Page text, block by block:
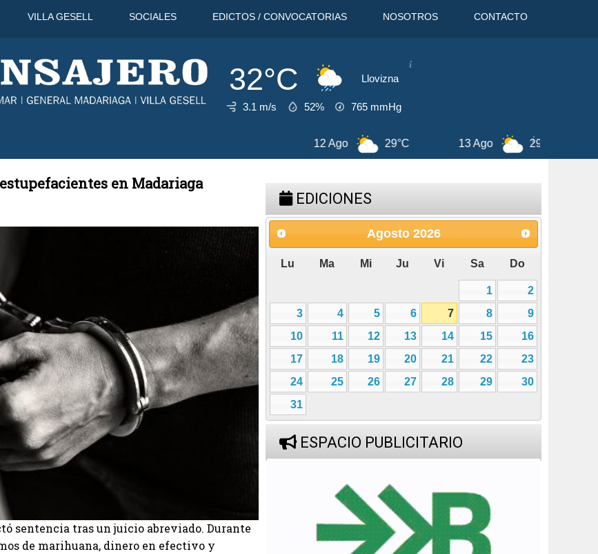
VILLA GESELL SOCIALES EDICTOS / CONVOCATORIAS NOSOTROS CONTACTO
32°C Llovizna
3.1 m/s 52% 765 mmHg
13 Ago 29°C 7 Ago 33°C
en Madariaga
sentencia tras un juicio abreviado. Durante
de marihuana, dinero en efectivo y
EDICIONES
Agosto 2026
Lu Ma Mi Ju Vi Sa Do
1
2
3
4 5 6 7 8
9
10
11 12 13 14 15
16
17
18 19 20 21 22
23
24
25 26 27 28 29
30
31
ESPACIO PUBLICITARIO